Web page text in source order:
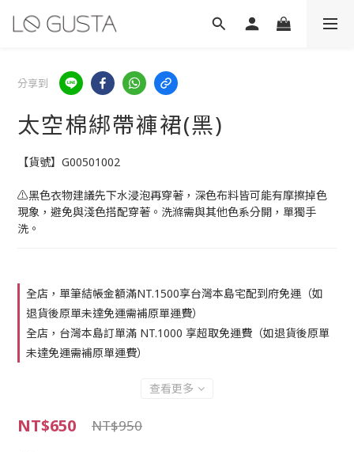
分享到
太空棉綁帶褲裙(黑)
【貨號】G00501002
⚠️黑色衣物建議先下水浸泡再穿著，深色布料皆可能有摩擦掉色
現象，避免與淺色搭配穿著。洗滌需與其他色系分開，單獨手
洗。
全店，單筆結帳金額滿NT.1500享台灣本島宅配到府免運（如
退貨後原單未達免運需補原單運費）
全店，台灣本島訂單滿 NT.1000 享超取免運費（如退貨後原單
未達免運需補原單運費）
查看更多
NT$650 NT$950